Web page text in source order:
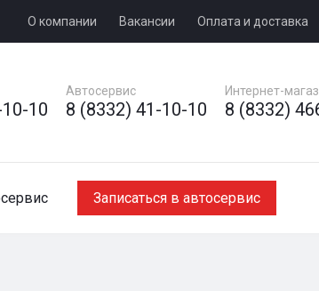
О компании Вакансии Оплата и доставка
10
Автосервис
8 (8332) 41-10-10
Интернет-
8 (8332)
Записаться в автосервис